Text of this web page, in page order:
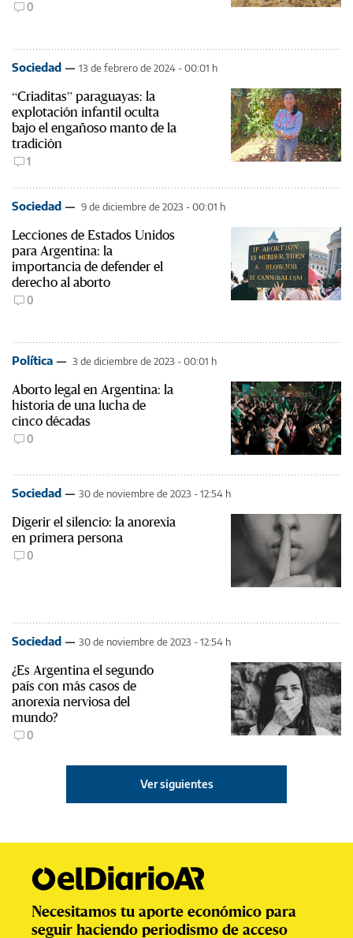
0
Sociedad 13 de febrero de 2024 - 00:01 h
“Criaditas” paraguayas: la
explotación infantil oculta
bajo el engañoso manto de la
tradición
1
Sociedad 9 de diciembre de 2023 - 00:01 h
Lecciones de Estados Unidos
para Argentina: la
importancia de defender el
derecho al aborto
0
Política 3 de diciembre de 2023 - 00:01 h
Aborto legal en Argentina: la
historia de una lucha de
cinco décadas
0
Sociedad 30 de noviembre de 2023 - 12:54 h
Digerir el silencio: la anorexia
en primera persona
0
Sociedad 30 de noviembre de 2023 - 12:54 h
¿Es Argentina el segundo
país con más casos de
anorexia nerviosa del
mundo?
0
Ver siguientes
Necesitamos tu aporte económico para
seguir haciendo periodismo de acceso